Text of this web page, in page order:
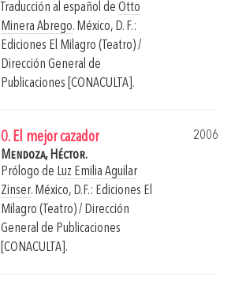
Traducción al español de Otto
Minera Abrego. México, D. F.:
Ediciones El Milagro (Teatro) /
Dirección General de
Publicaciones [CONACULTA].
0. El mejor cazador
2006
Mendoza, Héctor.
Prólogo de Luz Emilia Aguilar
Zinser. México, D.F.: Ediciones El
Milagro (Teatro) / Dirección
General de Publicaciones
[CONACULTA].